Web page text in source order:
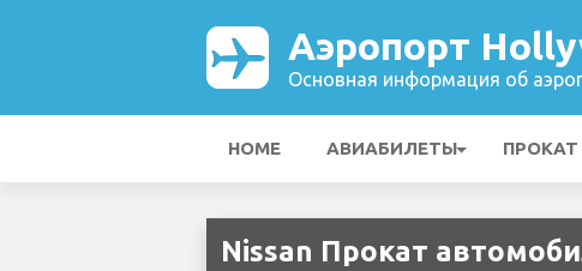
Аэропорт
Основная информация об
HOME АВИАБИЛЕТЫ
Nissan Прокат